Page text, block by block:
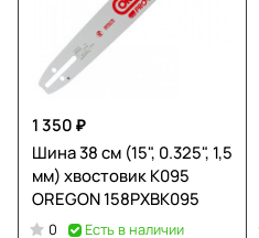
1 350 ₽
Шина 38 см (15", 0.325", 1,5
мм) хвостовик К095
OREGON 158PXBK095
0 Есть в наличии